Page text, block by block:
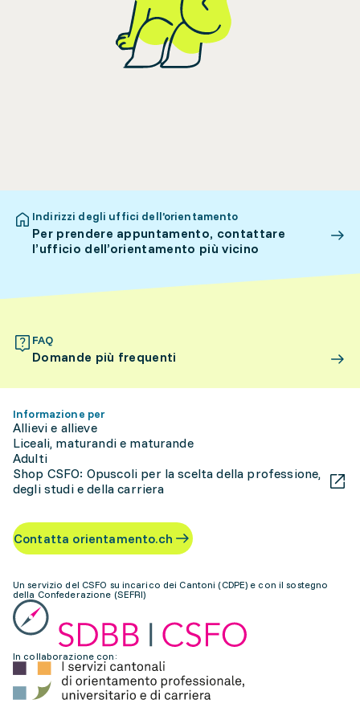
Indirizzi degli uffici dell’orientamento
Per prendere appuntamento, contattare
l’ufficio dell’orientamento più vicino
FAQ
Domande più frequenti
Informazione per
Allievi e allieve
Liceali, maturandi e maturande
Adulti
Shop CSFO: Opuscoli per la scelta della professione,
degli studi e della carriera
Contatta orientamento.ch
Un servizio del CSFO su incarico dei Cantoni (CDPE) e con il sostegno
della Confederazione (SEFRI)
In collaborazione con: